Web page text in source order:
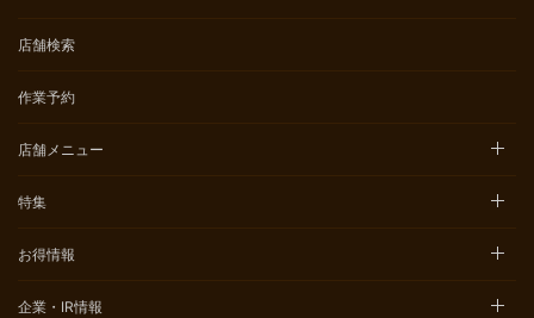
店舗検索
作業予約
店舗メニュー
特集
お得情報
企業・IR情報